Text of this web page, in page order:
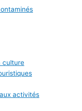
culture
activités